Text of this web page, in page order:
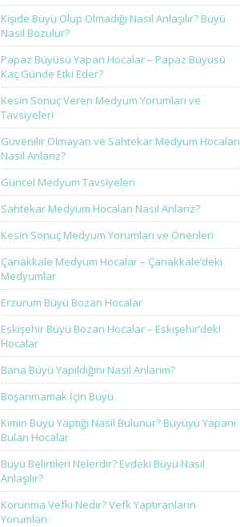
Kişide Büyü Olup Olmadığı Nasıl Anlaşılır? Büyü
Nasıl Bozulur?
Papaz Büyüsü Yapan Hocalar – Papaz Büyüsü
Kaç Günde Etki Eder?
Kesin Sonuç Veren Medyum Yorumları ve
Tavsiyeleri
Güvenilir Olmayan ve Sahtekar Medyum Hocaları
Nasıl Anlarız?
Güncel Medyum Tavsiyeleri
Sahtekar Medyum Hocaları Nasıl Anlarız?
Kesin Sonuç Medyum Yorumları ve Önerileri
Çanakkale Medyum Hocalar – Çanakkale’deki
Medyumlar
Erzurum Büyü Bozan Hocalar
Eskişehir Büyü Bozan Hocalar – Eskişehir’deki
Hocalar
Bana Büyü Yapıldığını Nasıl Anlarım?
Boşanmamak İçin Büyü
Kimin Büyü Yaptığı Nasıl Bulunur? Büyüyü Yapanı
Bulan Hocalar
Büyü Belirtileri Nelerdir? Evdeki Büyü Nasıl
Anlaşılır?
Korunma Vefki Nedir? Vefk Yaptıranların
Yorumları